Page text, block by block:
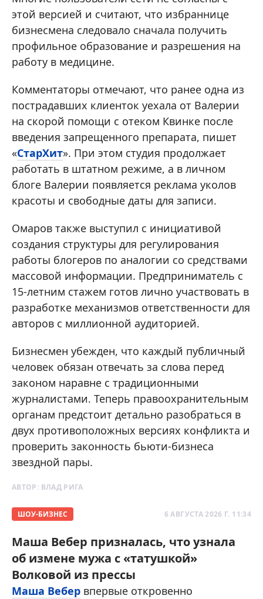
этой версией и считают, что избраннице
бизнесмена следовало сначала получить
профильное образование и разрешения на
работу в медицине.
Комментаторы отмечают, что ранее одна из
пострадавших клиенток уехала от Валерии
на скорой помощи с отеком Квинке после
введения запрещенного препарата, пишет
«СтарХит». При этом студия продолжает
работать в штатном режиме, а в личном
блоге Валерии появляется реклама уколов
красоты и свободные даты для записи.
Омаров также выступил с инициативой
создания структуры для регулирования
работы блогеров по аналогии со средствами
массовой информации. Предприниматель с
15-летним стажем готов лично участвовать в
разработке механизмов ответственности для
авторов с миллионной аудиторией.
Бизнесмен убежден, что каждый публичный
человек обязан отвечать за слова перед
законом наравне с традиционными
журналистами. Теперь правоохранительным
органам предстоит детально разобраться в
двух противоположных версиях конфликта и
проверить законность бьюти-бизнеса
звездной пары.
АВТОР: ВЛАД РИГА
ШОУ-БИЗНЕС 6 АВГУСТА 2026 Г. 11:34
Маша Вебер призналась, что узнала
об измене мужа с «татушкой»
Волковой из прессы
Маша Вебер впервые откровенно